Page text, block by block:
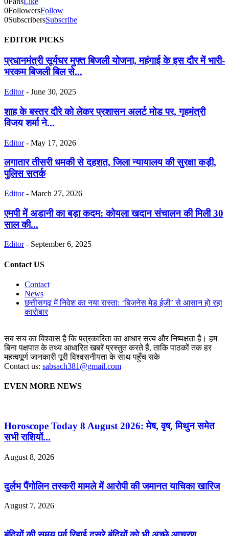
0FollowersFollow
0SubscribersSubscribe
EDITOR PICKS
प्रधानमंत्री सूर्यघर मुफ्त बिजली योजना, महंगाई के इस दौर में भारी-
भरकम बिजली बिल से...
Editor - June 30, 2025
शाह के बस्तर दौरे को लेकर प्रशासन अलर्ट मोड पर, गृहमंत्री
विजय शर्मा ने...
Editor - May 17, 2026
लगातार तीसरी धमकी से दहशत, जिला न्यायालय की सुरक्षा कड़ी,
पुलिस सतर्क
Editor - March 27, 2026
एमपी में अडानी का बड़ा कदम: कोयला खदान संचालन की मिली 30
साल की...
Editor - September 6, 2025
Contact US
Contact
News
छत्तीसगढ़ में निवेश का नया रास्ता: ‘बिजनेस मेड ईजी’ से आसान हो रहा
कारोबार
सब सच का विश्वास है कि पत्रकारिता का आधार सत्य और निष्पक्षता है। हम
बिना पक्षपात के तथ्य आधारित खबरें प्रस्तुत करते हैं, ताकि पाठकों तक हर
महत्वपूर्ण जानकारी पूरी विश्वसनीयता के साथ पहुँच सके
Contact us: sabsach381@gmail.com
EVEN MORE NEWS
Horoscope Today 8 August 2026: मेष, वृष, मिथुन समेत
सभी राशियों...
August 8, 2026
दुर्लभ पैंगोलिन तस्करी मामले में आरोपी की जमानत याचिका खारिज
August 7, 2026